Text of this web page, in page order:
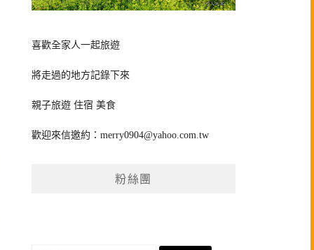
喜歡全家人一起旅遊
將走過的地方記錄下來
親子旅遊 住宿 美食
歡迎來信邀約：merry0904@yahoo.com.tw
粉絲團